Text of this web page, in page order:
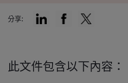
分享:
此文件包含以下內容：